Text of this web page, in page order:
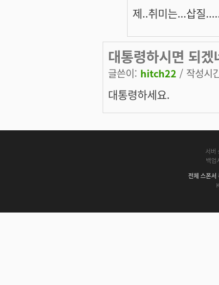
제..취미는...삽질
대통령하시면 되
글쓴이: hitch22 / 작성시
대통령하세요.
서버
백업
전체 스폰서